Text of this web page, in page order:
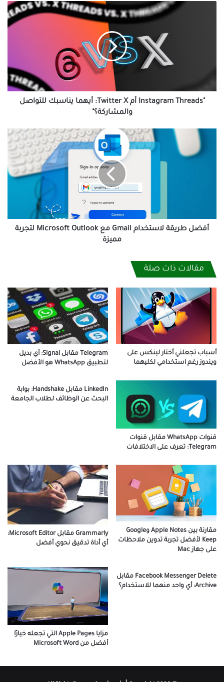
"Instagram Threads أم Twitter X: أيهما يناسبك للتواصل
والمشاركة؟"
طريقة
لاستخدام
أفضل طريقة لاستخدام Gmail مع Microsoft Outlook لتجربة
مميزة
مقالات ذات صلة
أسباب تجعلني أختار لينكس على
ويندوز رغم استخدامي لكليهما
Telegram مقابل Signal: أي بديل
لتطبيق WhatsApp هو الأفضل
قنوات WhatsApp مقابل قنوات
Telegram: تعرف على الاختلافات
LinkedIn مقابل Handshake: بوابة
البحث عن الوظائف لطلاب الجامعة
مقارنة بين Apple Notes وGoogle
Keep لأفضل تجربة تدوين ملاحظات
على جهاز Mac
Grammarly مقابل Microsoft Editor:
أي أداة تدقيق نحوي أفضل
Facebook Messenger Delete مقابل
Archive: أي واحد منهما للاستخدام؟
مزايا Apple Pages التي تجعله خيارًا
أفضل من Microsoft Word